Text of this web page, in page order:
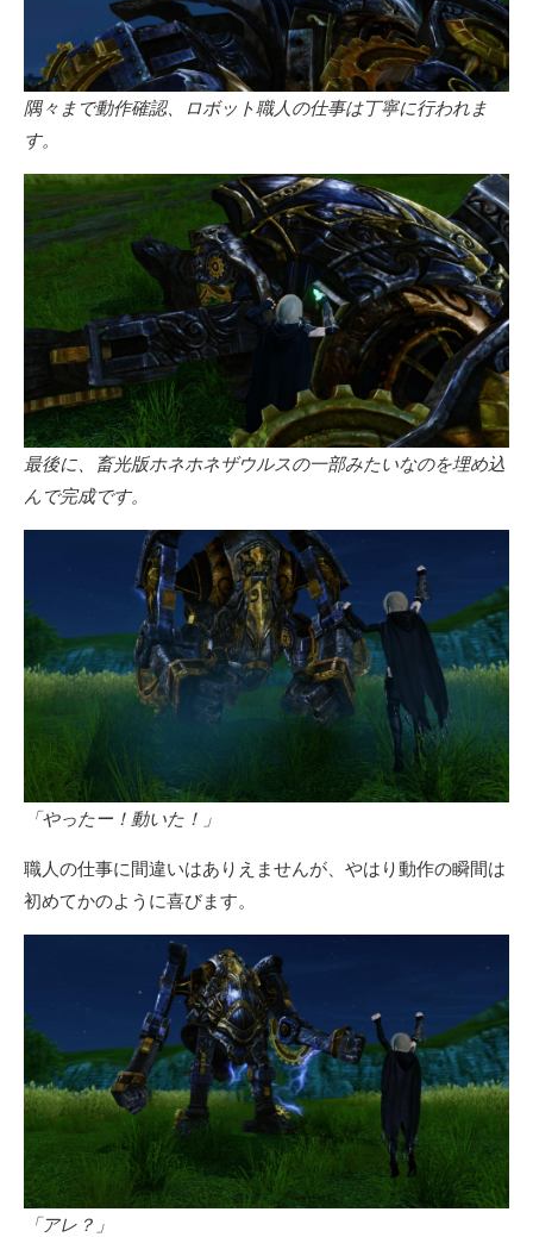
隅々まで動作確認、ロボット職人の仕事は丁寧に行われま
す。
最後に、畜光版ホネホネザウルスの一部みたいなのを埋め込
んで完成です。
「やったー！動いた！」
職人の仕事に間違いはありえませんが、やはり動作の瞬間は
初めてかのように喜びます。
「アレ？」